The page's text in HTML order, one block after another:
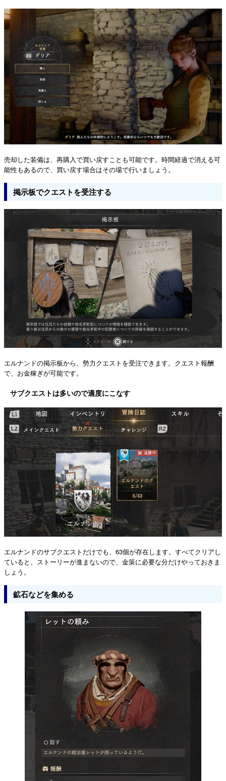
売却した装備は、再購入で買い戻すことも可能です。時間経過で消える可
能性もあるので、買い戻す場合はその場で行いましょう。
掲示板でクエストを受注する
エルナンドの掲示板から、勢力クエストを受注できます。クエスト報酬
で、お金稼ぎが可能です。
サブクエストは多いので適度にこなす
エルナンドのサブクエストだけでも、63個が存在します。すべてクリアし
ていると、ストーリーが進まないので、金策に必要な分だけやっておきま
しょう。
鉱石などを集める